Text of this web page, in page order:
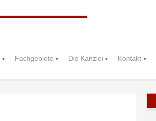
Fachgebiete Die Kanzlei Kontakt